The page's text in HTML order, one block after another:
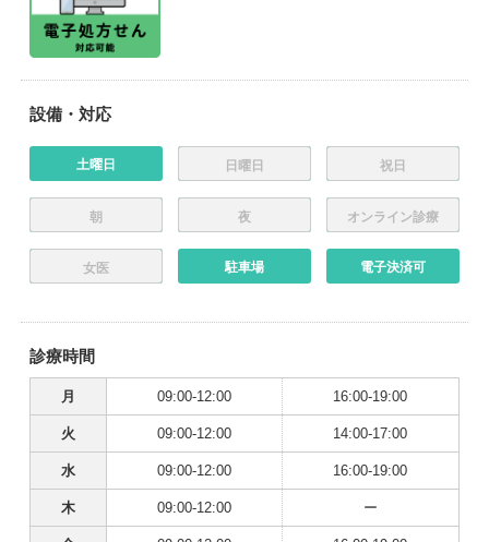
設備・対応
土曜日 日曜日 祝日
朝 夜 オンライン診療
女医 駐車場 電子決済可
診療時間
月 09:00-12:00 16:00-19:00
火 09:00-12:00 14:00-17:00
水 09:00-12:00 16:00-19:00
木 09:00-12:00 ー